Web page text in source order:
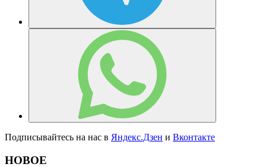
Подписывайтесь на нас в Яндекс.Дзен и Вконтакте
НОВОЕ